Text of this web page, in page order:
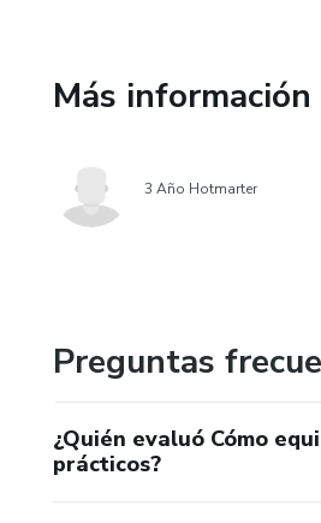
Más
3 Año Hotmarter
Preguntas
¿Quién evaluó Cómo
prácticos?